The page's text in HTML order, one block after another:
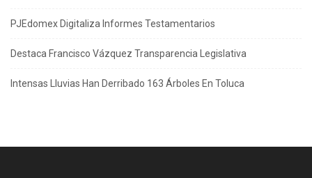
PJEdomex Digitaliza Informes Testamentarios
Destaca Francisco Vázquez Transparencia Legislativa
Intensas Lluvias Han Derribado 163 Árboles En Toluca